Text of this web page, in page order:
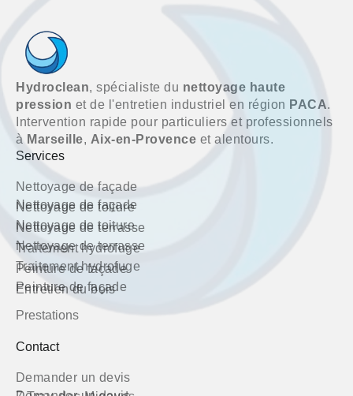
Hydroclean, spécialiste du nettoyage haute
pression et de l'entretien industriel en région PACA.
Intervention rapide pour particuliers et professionnels
à Marseille, Aix-en-Provence et alentours.
Services
Nettoyage de façade
Nettoyage de façade
Nettoyage de toiture
Nettoyage de toiture
Nettoyage de terrasse
Nettoyage de terrasse
Traitement hydrofuge
Traitement hydrofuge
Peinture de façade
Peinture de façade
Entretien du bois
Prestations
Contact
Demander un devis